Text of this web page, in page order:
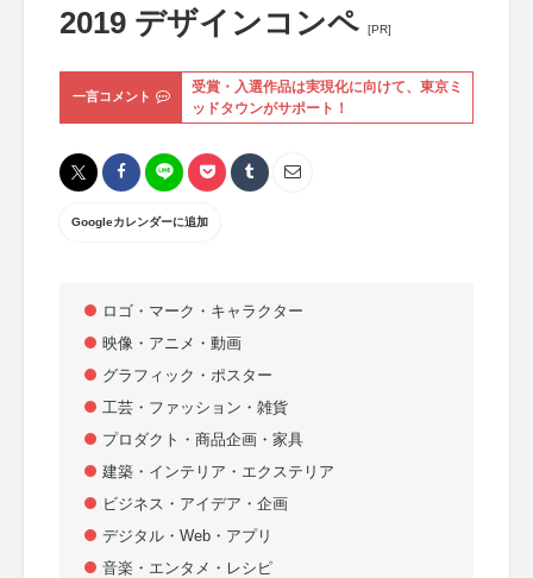
2019 デザインコンペ
[PR]
一言コメント
受賞・入選作品は実現化に向けて、東京ミ
ッドタウンがサポート！
Googleカレンダーに追加
ロゴ・マーク・キャラクター
映像・アニメ・動画
グラフィック・ポスター
工芸・ファッション・雑貨
プロダクト・商品企画・家具
建築・インテリア・エクステリア
ビジネス・アイデア・企画
デジタル・Web・アプリ
音楽・エンタメ・レシピ